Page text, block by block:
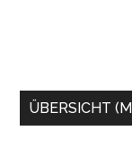
ÜBERSICHT